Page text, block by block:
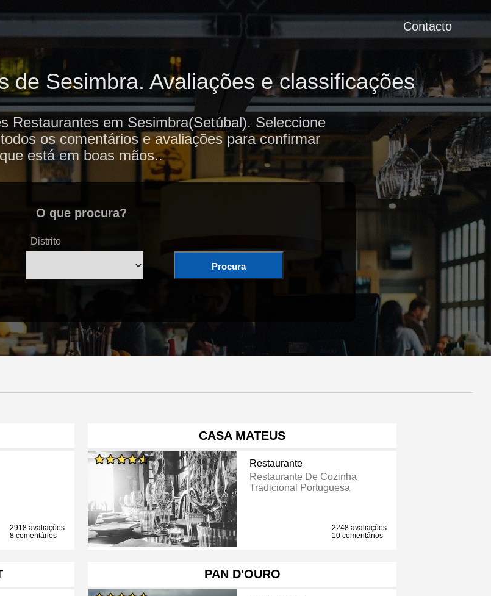
Contacto
de Sesimbra. Avaliações e classificações
Restaurantes em Sesimbra(Setúbal). Seleccione
os comentários e avaliações para confirmar
que está em boas mãos..
O que procura?
Distrito
Procura
2918 avaliações
8 comentários
CASA MATEUS
Restaurante
Restaurante De Cozinha
Tradicional Portuguesa
2248 avaliações
10 comentários
PAN D'OURO